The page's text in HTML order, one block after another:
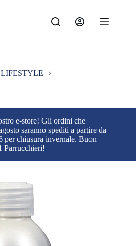
e-store! Gli ordini che
saranno spediti a partire da
per chiusura invernale. Buon
Parrucchieri!